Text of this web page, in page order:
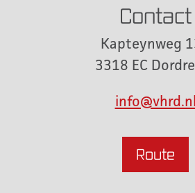
Contact
Kapteynweg
3318 EC
info@vhrd.nl
Route